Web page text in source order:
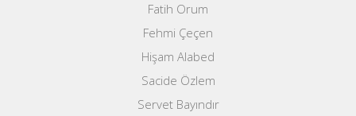
Fatih Orum
Fehmi Çeçen
Hişam Alabed
Sacide Özlem
Servet Bayındır